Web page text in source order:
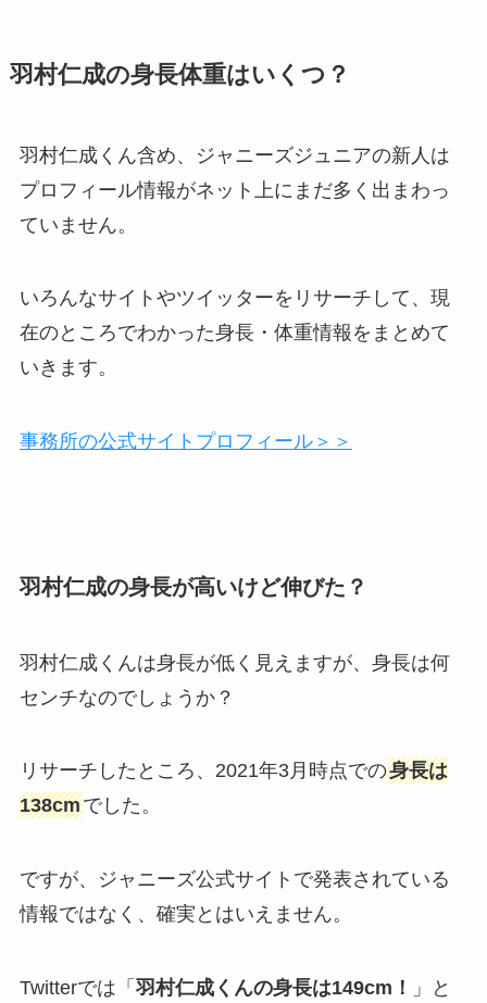
羽村仁成の身長体重はいくつ？
羽村仁成くん含め、ジャニーズジュニアの新人は
プロフィール情報がネット上にまだ多く出まわっ
ていません。
いろんなサイトやツイッターをリサーチして、現
在のところでわかった身長・体重情報をまとめて
いきます。
事務所の公式サイトプロフィール＞＞
羽村仁成の身長が高いけど伸びた？
羽村仁成くんは身長が低く見えますが、身長は何
センチなのでしょうか？
リサーチしたところ、2021年3月時点での身長は
138cmでした。
ですが、ジャニーズ公式サイトで発表されている
情報ではなく、確実とはいえません。
Twitterでは「 羽村仁成くんの身長は149cm！ 」と